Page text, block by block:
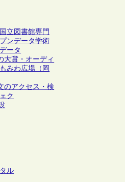
国立図書館専門
ンデータ学術
ータ
大賞・オーディ
みわ広場（岡
のアクセス・検
ク
ル